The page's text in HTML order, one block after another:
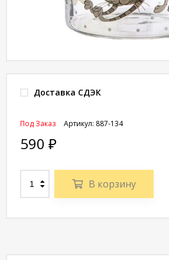
Доставка СДЭК
Артикул: 887-134
Под Заказ
590 ₽
В корзину